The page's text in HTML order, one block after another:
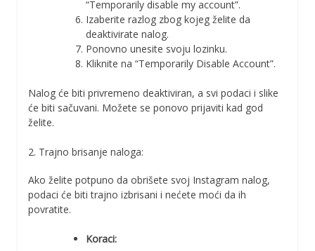
“Temporarily disable my account”.
Izaberite razlog zbog kojeg želite da
deaktivirate nalog.
Ponovno unesite svoju lozinku.
Kliknite na “Temporarily Disable Account”.
Nalog će biti privremeno deaktiviran, a svi podaci i slike
će biti sačuvani. Možete se ponovo prijaviti kad god
želite.
2. Trajno brisanje naloga:
Ako želite potpuno da obrišete svoj Instagram nalog,
podaci će biti trajno izbrisani i nećete moći da ih
povratite.
Koraci: